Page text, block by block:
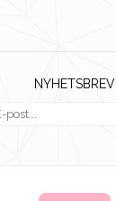
NYHETSBREV